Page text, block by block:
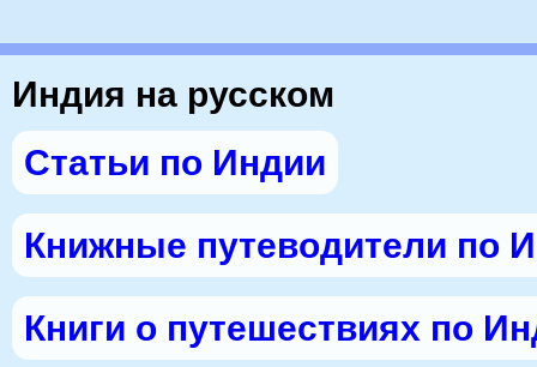
Индия на русском
Статьи по Индии
Книжные путеводители по
Книги о путешествиях по